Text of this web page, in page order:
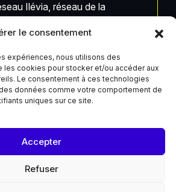
le consentement
expériences, nous utilisons des
les cookies pour stocker et/ou accéder aux
Le consentement à ces technologies
données comme votre comportement de
uniques sur ce site.
Accepter
Refuser
Ilévia, réseau de la
Ilévia.
un soutien de la Ville de Lille et du